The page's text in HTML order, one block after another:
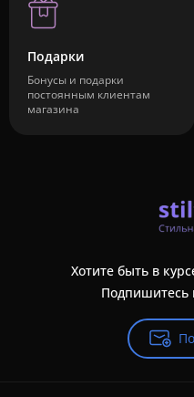
Подарки
Бонусы и подарки
постоянным клиентам
магазина
Хотите быть в
Подпишитесь